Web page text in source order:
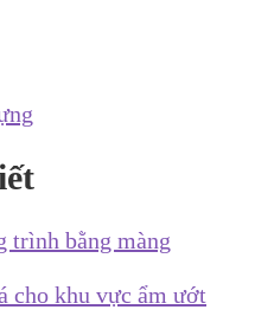
trình bằng màng
cho khu vực ẩm ướt